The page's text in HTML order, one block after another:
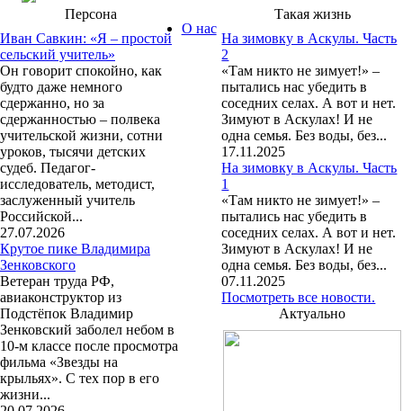
Персона
Иван Савкин: «Я – простой
сельский учитель»
Он говорит спокойно, как
будто даже немного
сдержанно, но за
сдержанностью – полвека
учительской жизни, сотни
уроков, тысячи детских
судеб. Педагог-
исследователь, методист,
заслуженный учитель
Российской...
27.07.2026
Крутое пике Владимира
Зенковского
Ветеран труда РФ,
авиаконструктор из
Подстёпок Владимир
Зенковский заболел небом в
10-м классе после просмотра
фильма «Звезды на
крыльях». С тех пор в его
жизни...
Такая жизнь
На зимовку в Аскулы. Часть
2
«Там никто не зимует!» –
пытались нас убедить в
соседних селах. А вот и нет.
Зимуют в Аскулах! И не
одна семья. Без воды, без...
17.11.2025
На зимовку в Аскулы. Часть
1
«Там никто не зимует!» –
пытались нас убедить в
соседних селах. А вот и нет.
Зимуют в Аскулах! И не
одна семья. Без воды, без...
07.11.2025
Посмотреть все новости.
Актуально
О нас